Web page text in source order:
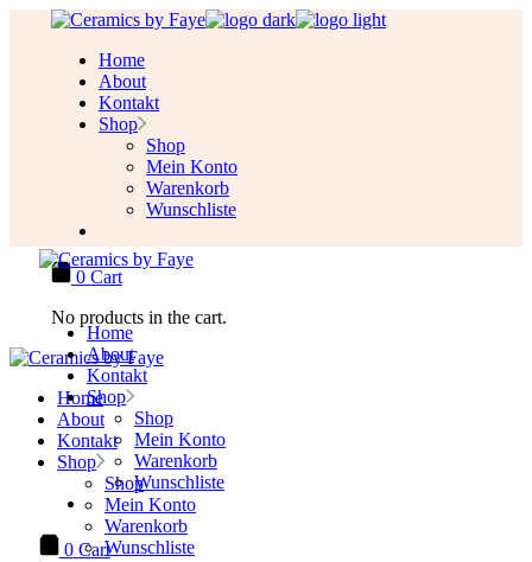
Home
About
Kontakt
Shop
Shop
Mein Konto
Warenkorb
Wunschliste
0 Cart
No products in the cart.
Home
About
Kontakt
Shop
Shop
Mein Konto
Warenkorb
Wunschliste
Home
About
Kontakt
Shop
Shop
Mein Konto
Warenkorb
Wunschliste
0 Cart